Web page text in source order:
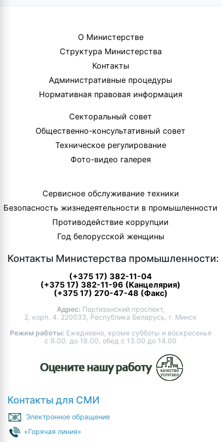
О Министерстве
Структура Министерства
Контакты
Административные процедуры
Нормативная правовая информация
Секторальный совет
Общественно-консультативный совет
Техническое регулирование
Фото-видео галерея
Сервисное обслуживание техники
Безопасность жизнедеятельности в промышленности
Противодействие коррупции
Год белорусской женщины
Контакты Министерства промышленности:
(+375 17) 382-11-04
(+375 17) 382-11-96 (Канцелярия)
(+375 17) 270-47-48 (Факс)
Адрес: Партизанский проспект,
2, корп. 4. 220033, Республика Беларусь, г. Минск
Режим работы: Ежедневно, кроме субботы и воскресенья
с 9.00. до 18.00, обед с 13.00 до 14.00
Контакты для СМИ
Электронное обращение
«Горячая линия»